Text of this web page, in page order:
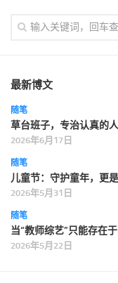
最新博文
随笔
草台班子，专治认真的人
2026年6月17日
随笔
儿童节：守护童年，更
2026年5月31日
随笔
当“教师综艺”只能存在
2026年5月22日